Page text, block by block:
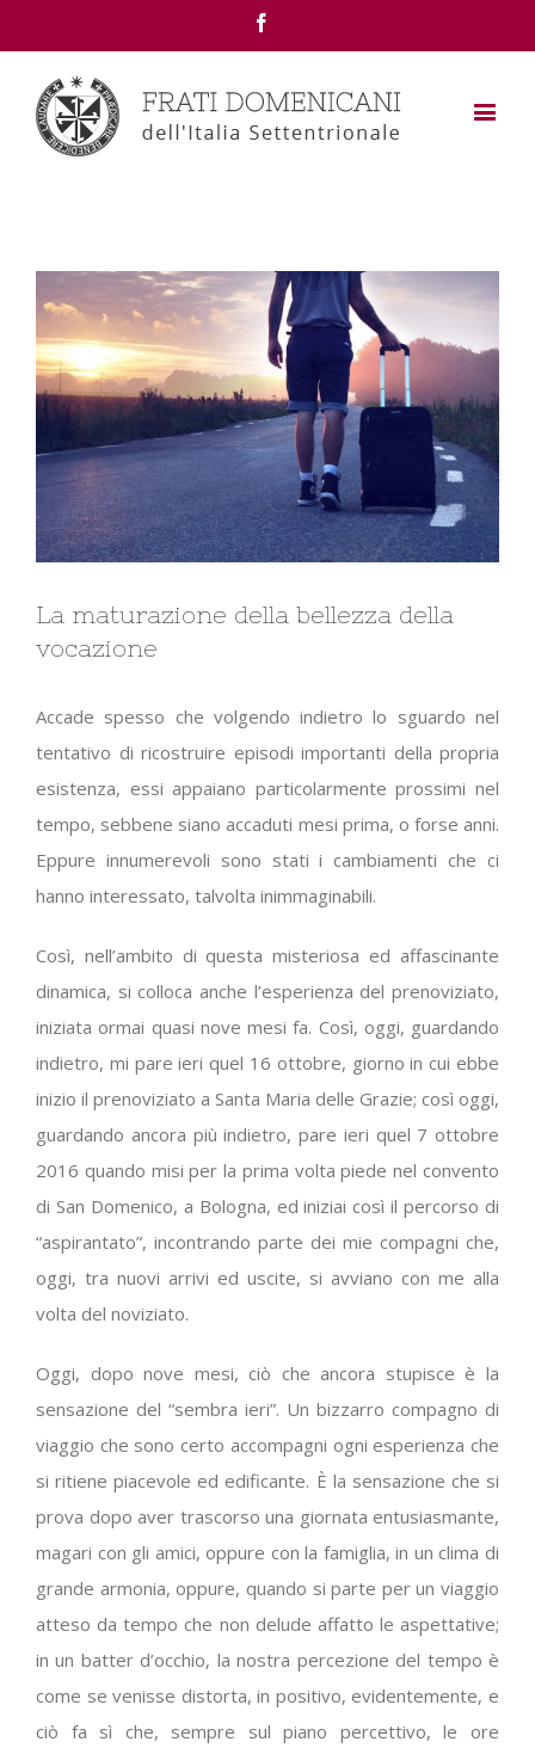
Larger
Image
La maturazione della bellezza della
vocazione
Accade spesso che volgendo indietro lo sguardo nel
tentativo di ricostruire episodi importanti della propria
esistenza, essi appaiano particolarmente prossimi nel
tempo, sebbene siano accaduti mesi prima, o forse anni.
Eppure innumerevoli sono stati i cambiamenti che ci
hanno interessato, talvolta inimmaginabili.
Così, nell’ambito di questa misteriosa ed affascinante
dinamica, si colloca anche l’esperienza del prenoviziato,
iniziata ormai quasi nove mesi fa. Così, oggi, guardando
indietro, mi pare ieri quel 16 ottobre, giorno in cui ebbe
inizio il prenoviziato a Santa Maria delle Grazie; così oggi,
guardando ancora più indietro, pare ieri quel 7 ottobre
2016 quando misi per la prima volta piede nel convento
di San Domenico, a Bologna, ed iniziai così il percorso di
“aspirantato”, incontrando parte dei mie compagni che,
oggi, tra nuovi arrivi ed uscite, si avviano con me alla
volta del noviziato.
Oggi, dopo nove mesi, ciò che ancora stupisce è la
sensazione del “sembra ieri”. Un bizzarro compagno di
viaggio che sono certo accompagni ogni esperienza che
si ritiene piacevole ed edificante. È la sensazione che si
prova dopo aver trascorso una giornata entusiasmante,
magari con gli amici, oppure con la famiglia, in un clima di
grande armonia, oppure, quando si parte per un viaggio
atteso da tempo che non delude affatto le aspettative;
in un batter d’occhio, la nostra percezione del tempo è
come se venisse distorta, in positivo, evidentemente, e
ciò fa sì che, sempre sul piano percettivo, le ore